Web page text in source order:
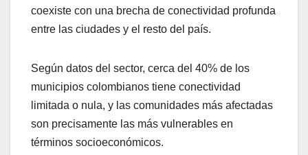
coexiste con una brecha de conectividad profunda
entre las ciudades y el resto del país.
Según datos del sector, cerca del 40% de los
municipios colombianos tiene conectividad
limitada o nula, y las comunidades más afectadas
son precisamente las más vulnerables en
términos socioeconómicos.